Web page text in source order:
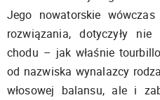
Jego nowatorskie
rozwiązania, dotyczyły
chodu – jak właśnie
od nazwiska wynalazcy
włosowej balansu, ale i